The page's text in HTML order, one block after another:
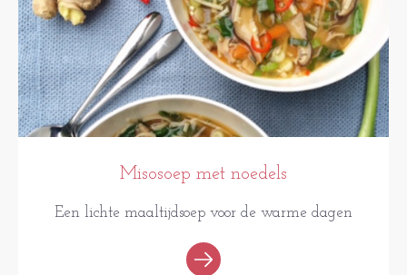
Misosoep met noedels
Een lichte maaltijdsoep voor de warme dagen